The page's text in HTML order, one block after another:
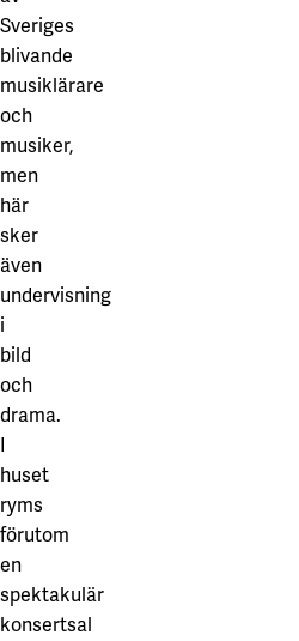
Karlstad
Karlstads universitet
Gävle
Högskolan i Gävle
Högskolan i Skövde
Högskolan i Borås
Innovation och forskningssamverkan
Sveriges
blivande
musiklärare
och
musiker,
men
här
sker
även
undervisning
i
bild
och
drama.
I
huset
ryms
förutom
en
spektakulär
konsertsal